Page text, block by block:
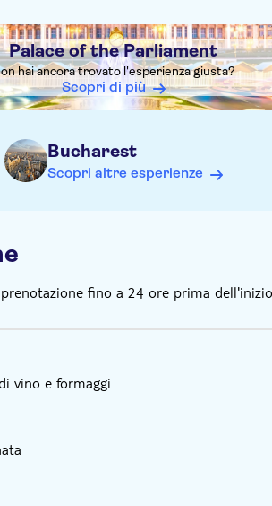
Palace of the Parliament
hai ancora trovato l'esperienza giusta?
Scopri di più
Bucharest
Scopri altre esperienze
fino a 24 ore prima
vino e formaggi